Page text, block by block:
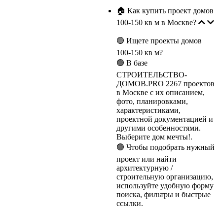
🏠 Как купить проект домов
100-150 кв м в Москве?
🟢 Ищете проекты домов
100-150 кв м?
🟢 В базе
СТРОИТЕЛЬСТВО-
ДОМОВ.PRO 2267 проектов
в Москве с их описанием,
фото, планировками,
характеристиками,
проектной документацией и
другими особенностями.
Выберите дом мечты!.
🟢 Чтобы подобрать нужный
проект или найти
архитектурную /
строительную организацию,
используйте удобную форму
поиска, фильтры и быстрые
ссылки.